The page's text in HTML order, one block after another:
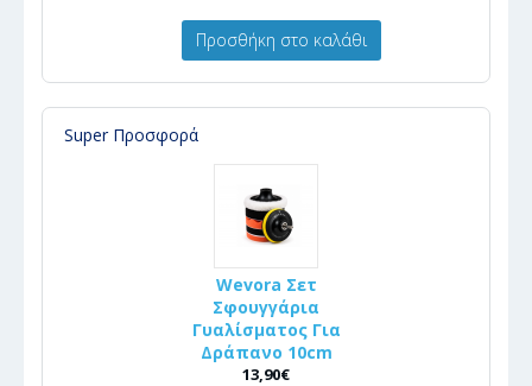
Προσθήκη στο καλάθι
Super Προσφορά
Wevora Σετ
Σφουγγάρια
Γυαλίσματος Για
Δράπανο 10cm
13,90€